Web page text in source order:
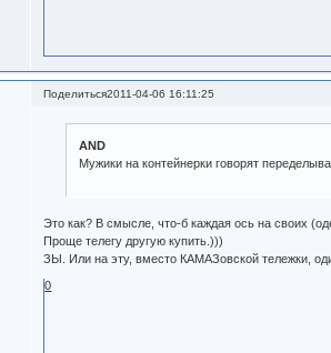
Поделиться2011-04-06 16:11:25
AND
Мужики на контейнерки говорят
Это как? В смысле, что-б каждая ось на своих
Проще телегу другую купить.)))
ЗЫ. Или на эту, вместо КАМАЗовской тележки,
0